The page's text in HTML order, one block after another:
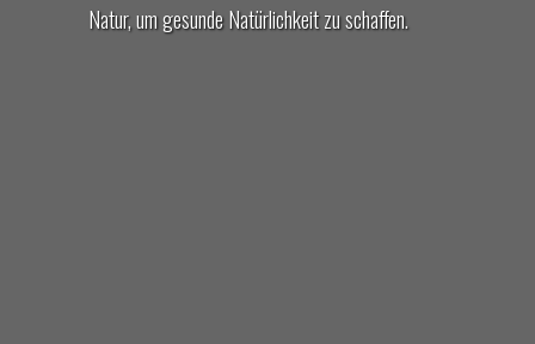
Natur, um gesunde Natürlichkeit zu schaffen.